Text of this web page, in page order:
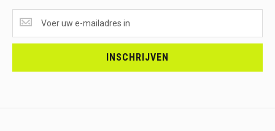
ONTVANGEN?
<br>SCHRIJF
INSCHRIJVEN